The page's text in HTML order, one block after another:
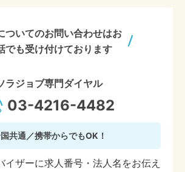
ついてのお問い合わせはお
でも受け付けております
ラジョブ専門ダイヤル
03-4216-4482
共通／携帯からでもOK！
イザーに求人番号・法人名をお伝え